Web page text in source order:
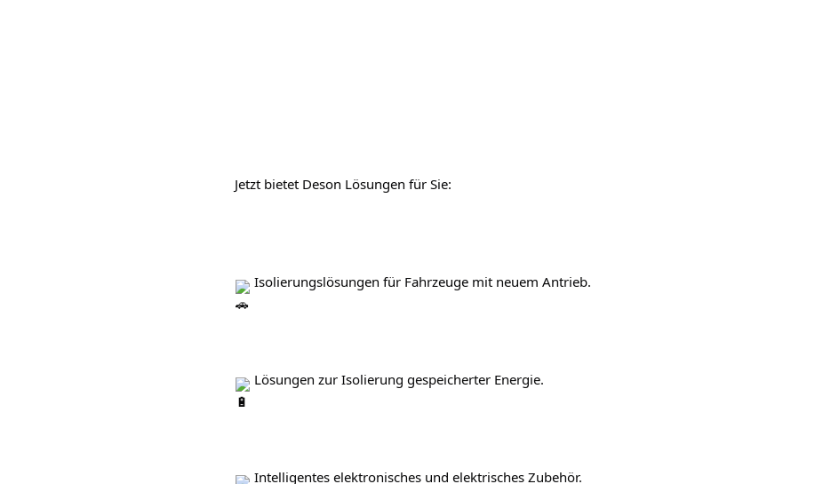
   Jetzt bietet Deson Lösungen für Sie:
Isolierungslösungen für Fahrzeuge mit neuem Antrieb.
Lösungen zur Isolierung gespeicherter Energie.
Intelligentes elektronisches und elektrisches Zubehör.